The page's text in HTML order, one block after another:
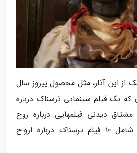
از این آثار، مثل محصول پیروز سال
که یک فیلم سینمایی ترسناک درباره
مشتاق دیدنی فیلمهایی درباره روح
هستند. فهرست زیر شامل 10 فیلم ترسناک درباره ارواح